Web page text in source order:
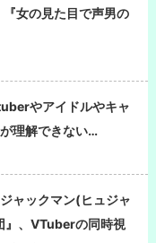
女の見た目で声男の
やアイドルやキャ
理解できない…
ャックマン(ヒュジャ
』、VTuberの同時視